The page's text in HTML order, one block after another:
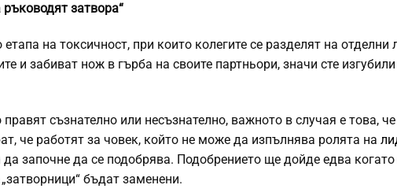
затвора“
на токсичност, при които колегите се разделят на отделни
и забиват нож в гърба на своите партньори, значи сте
съзнателно или несъзнателно, важното в случая е това,
че работят за човек, който не може да изпълнява ролята на
започне да се подобрява. Подобрението ще дойде едва
бъдат заменени.